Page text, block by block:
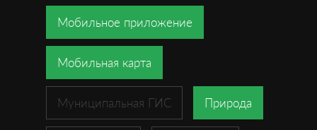
Мобильное приложение
Мобильная карта
Муниципальная ГИС Природа